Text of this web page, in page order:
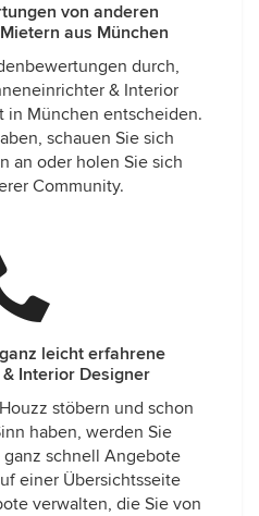
von anderen
aus München
durch,
& Interior
in München entscheiden.
schauen Sie sich
an oder holen Sie sich
Community.
leicht erfahrene
Interior Designer
stöbern und schon
haben, werden Sie
schnell Angebote
einer Übersichtsseite
verwalten, die Sie von